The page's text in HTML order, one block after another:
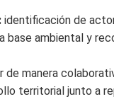
identificación de
base ambiental y
de manera
territorial junto a